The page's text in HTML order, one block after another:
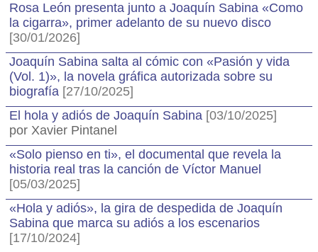
Rosa León presenta junto a Joaquín Sabina «Como
la cigarra», primer adelanto de su nuevo disco
[30/01/2026]
Joaquín Sabina salta al cómic con «Pasión y vida
(Vol. 1)», la novela gráfica autorizada sobre su
biografía [27/10/2025]
El hola y adiós de Joaquín Sabina [03/10/2025]
por Xavier Pintanel
«Solo pienso en ti», el documental que revela la
historia real tras la canción de Víctor Manuel
[05/03/2025]
«Hola y adiós», la gira de despedida de Joaquín
Sabina que marca su adiós a los escenarios
[17/10/2024]